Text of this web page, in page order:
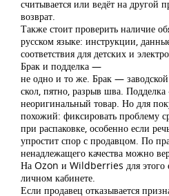
считывается или ведёт на другой
возврат.
Также стоит проверить наличие
русском языке: инструкции,
соответствия для детских и
Брак и подделка —
не одно и то же. Брак — заводской
скол, пятно, разрыв шва.
неоригинальный товар. Но для
похожий: фиксировать проблему
при распаковке, особенно если
упростит спор с продавцом. По
ненадлежащего качества можно
На Ozon и Wildberries для этого
личном кабинете.
Если продавец отказывается